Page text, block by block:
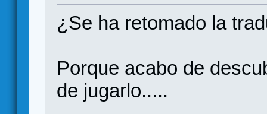
¿Se ha retomado la
Porque acabo de
de jugarlo.....